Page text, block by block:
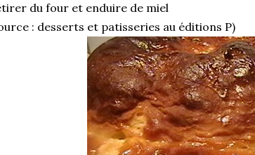
du four et enduire de miel
: desserts et patisseries au éditions P)